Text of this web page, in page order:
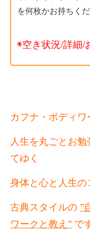
を何枚かお持ちくだ
◉空き状況/詳細/
カフナ・ボディワ
人生を丸ごとお
てゆく
身体と心と人生の
古典スタイルの ”
ワークと教え” で